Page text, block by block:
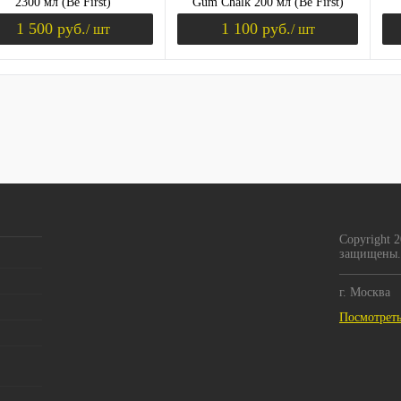
1 500 руб./ шт 1 100 руб./ шт
Copyright
защищены.
г. Москва